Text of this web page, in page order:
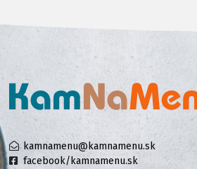
kamnamenu@kamnamenu.sk
facebook/kamnamenu.sk